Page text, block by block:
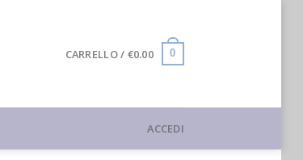
CARRELLO / €0.00 0
ACCEDI